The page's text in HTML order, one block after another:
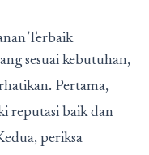
Terbaik
sesuai kebutuhan,
Pertama,
reputasi baik dan
periksa